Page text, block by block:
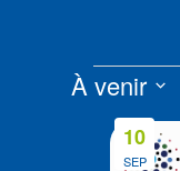
À venir
Sélectionnez
List
SEP
10